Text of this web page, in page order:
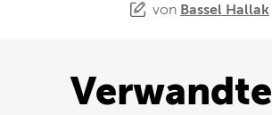
von Bassel Hallak
Verwandte